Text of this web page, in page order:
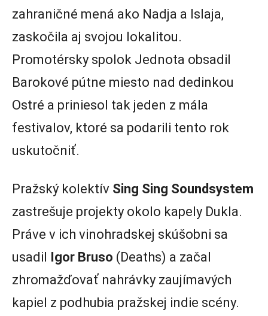
zahraničné mená ako Nadja a Islaja,
zaskočila aj svojou lokalitou.
Promotérsky spolok Jednota obsadil
Barokové pútne miesto nad dedinkou
Ostré a priniesol tak jeden z mála
festivalov, ktoré sa podarili tento rok
uskutočniť.
Pražský kolektív Sing Sing Soundsystem
zastrešuje projekty okolo kapely Dukla.
Práve v ich vinohradskej skúšobni sa
usadil Igor Bruso (Deaths) a začal
zhromažďovať nahrávky zaujímavých
kapiel z podhubia pražskej indie scény.